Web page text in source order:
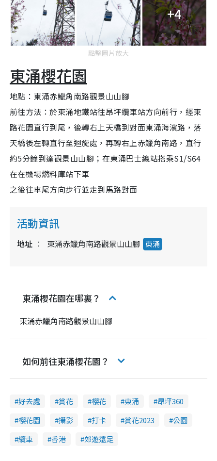
+4
點擊圖片放大
東涌櫻花園
地點：東涌赤鱲角南路觀景山山腳
前往方法：於東涌地鐵站往昂坪纜車站方向前行，經東
路花園直行到尾，後轉右上天橋到對面東涌海濱路，落
天橋後左轉直行至迴旋處，再轉右上赤鱲角南路，直行
約5分鐘到達觀景山山腳；在東涌巴士總站搭乘S1/S64
在在機場燃料庫站下車
之後往車尾方向步行並走到馬路對面
活動資訊
地址 東涌赤鱲角南路觀景山山腳 東涌
東涌櫻花園在哪裏？
東涌赤鱲角南路觀景山山腳
如何前往東涌櫻花園？
好去處 賞花 櫻花 東涌
昂坪360
櫻花園
攝影 打卡 賞花2023
公園
纜車
香港 郊遊遠足